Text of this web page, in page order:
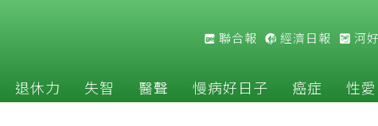
聯合報 經濟日報 河
退休力 失智 醫聲 慢病好日子 癌症 性愛